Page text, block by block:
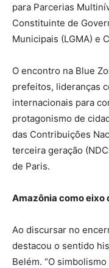
para Parcerias
Constituinte de
Municipais (LGMA) e
O encontro na Blue
prefeitos, lideranças
internacionais para
protagonismo de
das Contribuições
terceira geração
de Paris.
Amazônia como
Ao discursar no
destacou o sentido
Belém. “O